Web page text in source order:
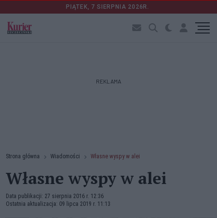
PIĄTEK, 7 SIERPNIA 2026R.
REKLAMA
Strona główna Wiadomości Własne wyspy w alei
Własne wyspy w alei
Data publikacji: 27 sierpnia 2016 r. 12:36
Ostatnia aktualizacja: 09 lipca 2019 r. 11:13